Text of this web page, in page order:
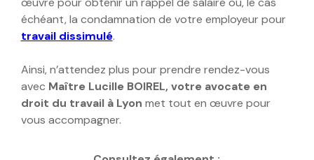
échéant, la condamnation de votre employeur pour
travail dissimulé.
Ainsi, n’attendez plus pour prendre rendez-vous
avec Maître Lucille BOIREL, votre avocate en
droit du travail à Lyon met tout en œuvre pour
vous accompagner.